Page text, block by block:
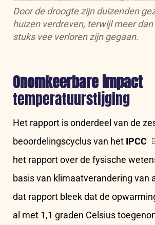
Door de droogte zijn duizenden
huizen verdreven, terwijl meer
stuks vee verloren zijn gegaan.
Onomkeerbare impact
temperatuurstijging
Het rapport is onderdeel van de
beoordelingscyclus van het IPCC
het rapport over de fysische
basis van klimaatverandering van
dat rapport bleek dat de
al met 1,1 graden Celsius